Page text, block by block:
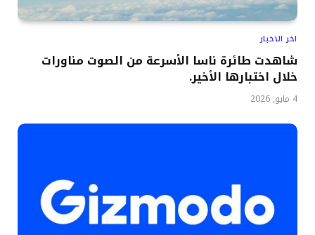
اخر الاخبار
شاهدت طائرة ناسا الأسرعة من الصوت مناورات
خلال اختبارها الأخير.
4 مايو, 2026